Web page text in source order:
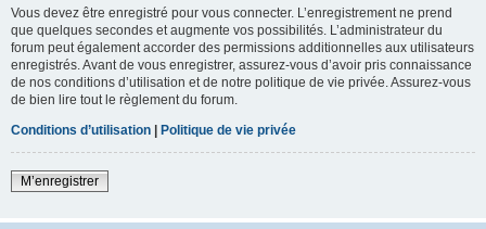
Vous devez être enregistré pour vous connecter. L’enregistrement ne prend
que quelques secondes et augmente vos possibilités. L’administrateur du
forum peut également accorder des permissions additionnelles aux utilisateurs
enregistrés. Avant de vous enregistrer, assurez-vous d’avoir pris connaissance
de nos conditions d’utilisation et de notre politique de vie privée. Assurez-vous
de bien lire tout le règlement du forum.
Conditions d’utilisation | Politique de vie privée
M’enregistrer